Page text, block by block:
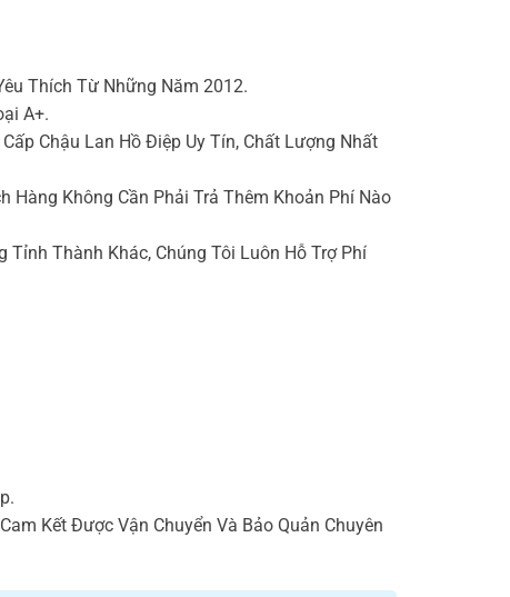
Thích Từ Những Năm 2012.
A+.
Chậu Lan Hồ Điệp Uy Tín, Chất Lượng Nhất
Hàng Không Cần Phải Trả Thêm Khoản Phí Nào
Tỉnh Thành Khác, Chúng Tôi Luôn Hỗ Trợ Phí
Kết Được Vận Chuyển Và Bảo Quản Chuyên